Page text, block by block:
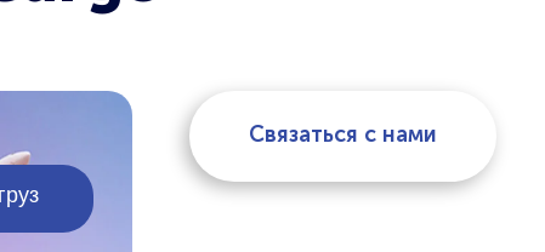
Связаться с нами